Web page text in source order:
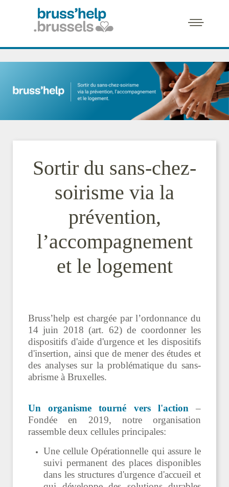
Sortir du sans-chez-
soirisme via la
prévention,
l’accompagnement
et le logement
Bruss’help est chargée par l’ordonnance du
14 juin 2018 (art. 62) de coordonner les
dispositifs d'aide d'urgence et les dispositifs
d'insertion, ainsi que de mener des études et
des analyses sur la problématique du sans-
abrisme à Bruxelles.
Un organisme tourné vers l'action –
Fondée en 2019, notre organisation
rassemble deux cellules principales:
Une cellule Opérationnelle qui assure le
suivi permanent des places disponibles
dans les structures d'urgence d'accueil et